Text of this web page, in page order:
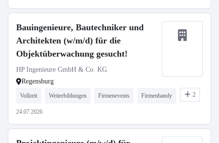
Bauingenieure, Bautechniker und
Architekten (w/m/d) für die
Objektüberwachung gesucht!
HP Ingenieure GmbH & Co. KG
Regensburg
Vollzeit Weiterbildungen Firmenevents Firmenhandy 2
24.07.2026